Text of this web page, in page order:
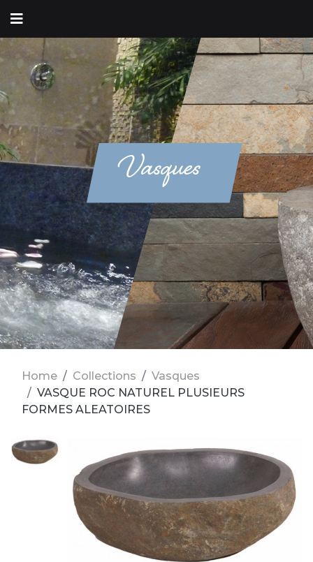
Vasques
Home Collections
Vasques
VASQUE ROC NATUREL PLUSIEURS
FORMES ALEATOIRES